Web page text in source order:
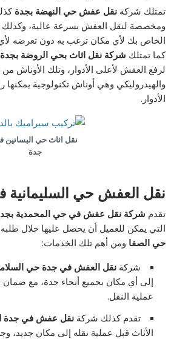
تمتلك شركةنقل عفش حي النهضة بجدة
ومخصصة لنقل العفش بسرعة عالية،
الخاص بك لأي مكان ترغب به دون تعرضه لأي
كما تمتلك شركة نقل اثاث بحي الروضة بجدة
لرفع العفش لأعلى الأدوار، وتلك الأوناش من
والهيدروليكي وهي أوناش تكنولوجية يمكنها
الأدوار.
نقل اثاث حي البساتين
جدة
نقل العفش حي السليمانية
تقدم شركة نقل عفش في حي المحمدية
التي يمكن للعميل أن يحصل عليها خلال
حي الصفا ومن أهم تلك الخدمات:
شركةنقل العفش في جدة حي
إلى أي مكان بجميع أنحاء جدة، مع ضمان
عملية النقل.
تقدم كذلك شركةنقل عفش في جدة
الأثاث قبل عملية نقله إلى مكان جديد،